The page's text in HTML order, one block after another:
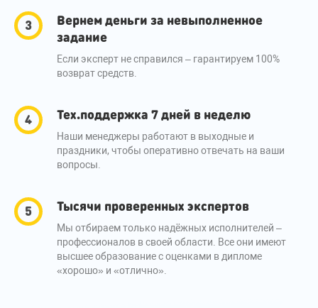
Вернем деньги за невыполненное
задание
Если эксперт не справился – гарантируем 100%
возврат средств.
Тех.поддержка 7 дней в неделю
Наши менеджеры работают в выходные и
праздники, чтобы оперативно отвечать на ваши
вопросы.
Тысячи проверенных экспертов
Мы отбираем только надёжных исполнителей –
профессионалов в своей области. Все они имеют
высшее образование с оценками в дипломе
«хорошо» и «отлично».